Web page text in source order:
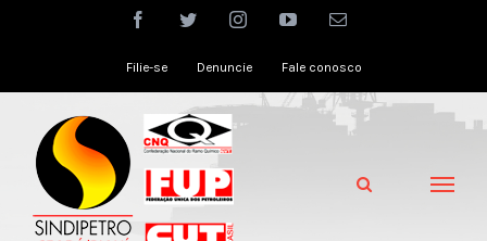
facebooktwitter instagramyoutubeEmail
Filie-se Denuncie Fale conosco